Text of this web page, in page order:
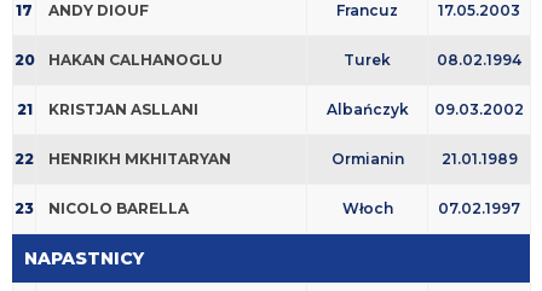
17 ANDY DIOUF Francuz 17.05.2003
20 HAKAN CALHANOGLU Turek 08.02.1994
21 KRISTJAN ASLLANI Albańczyk 09.03.2002
22 HENRIKH MKHITARYAN Ormianin 21.01.1989
23 NICOLO BARELLA Włoch 07.02.1997
NAPASTNICY